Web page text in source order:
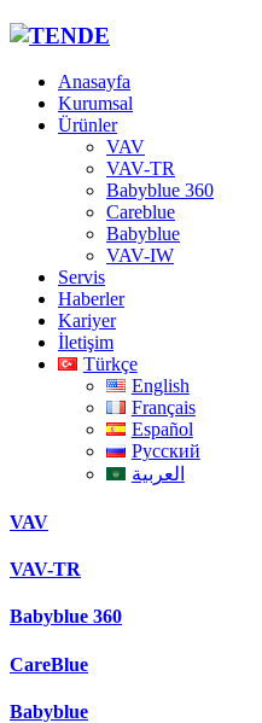
Anasayfa
Kurumsal
Ürünler
VAV
VAV-TR
Babyblue 360
Careblue
Babyblue
VAV-IW
Servis
Haberler
Kariyer
İletişim
Türkçe
English
Français
Español
Русский
العربية
VAV
VAV-TR
Babyblue 360
CareBlue
Babyblue